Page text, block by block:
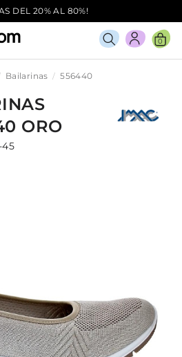
DEL 20% AL 80%!
0
Bailarinas 556440
ORO
45